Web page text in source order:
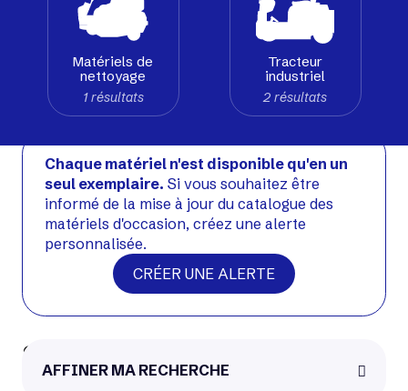
Voir matériel neuf
Occasion
Matériels de
nettoyage
1 résultats
Tracteur
industriel
2 résultats
Chaque matériel n'est disponible qu'en un
seul exemplaire. Si vous souhaitez être
informé de la mise à jour du catalogue des
matériels d'occasion, créez une alerte
personnalisée.
CRÉER UNE ALERTE
Simai TTE71E
AFFINER MA RECHERCHE